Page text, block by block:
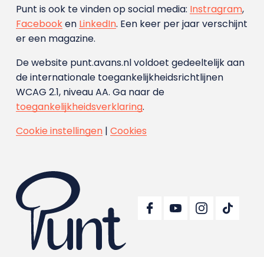
Punt is ook te vinden op social media: Instragram,
Facebooken LinkedIn. Een keer per jaar verschijnt
er een magazine.
De website punt.avans.nl voldoet gedeeltelijk aan
de internationale toegankelijkheidsrichtlijnen
WCAG 2.1, niveau AA. Ga naar de
toegankelijkheidsverklaring.
Cookie instellingen| Cookies